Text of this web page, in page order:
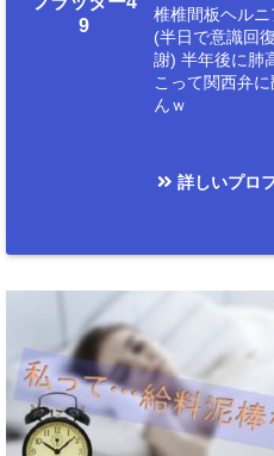
9
椎椎間板ヘルニ
(半日で意識回
謝) 半年後に肺
こって関西弁
んｗ
詳しいプロ